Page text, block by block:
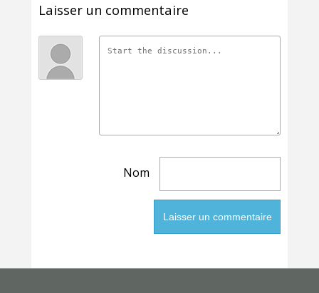
Laisser un commentaire
Nom